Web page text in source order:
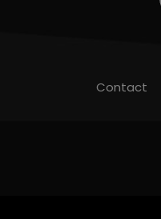
Contact